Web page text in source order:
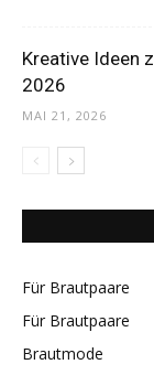
Kreative Ideen
2026
MAI 21, 2026
Für Brautpaare
Für Brautpaare
Brautmode